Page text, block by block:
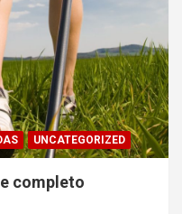
UNCATEGORIZED
completo